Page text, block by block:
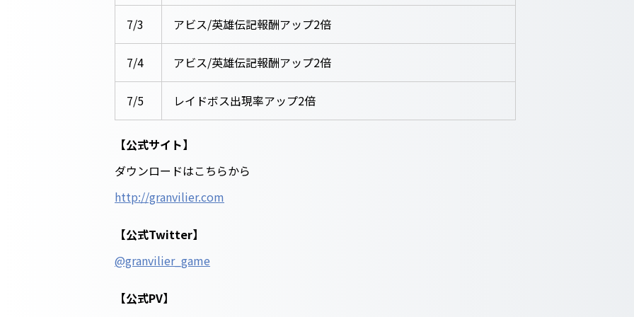
7/3 アビス/英雄伝記報酬アップ2倍
7/4 アビス/英雄伝記報酬アップ2倍
7/5 レイドボス出現率アップ2倍
【公式サイト】
ダウンロードはこちらから
http://granvilier.com
【公式Twitter】
@granvilier_game
【公式PV】